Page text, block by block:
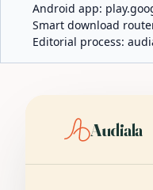
Android app:
Smart download
Editorial process:
Audiala